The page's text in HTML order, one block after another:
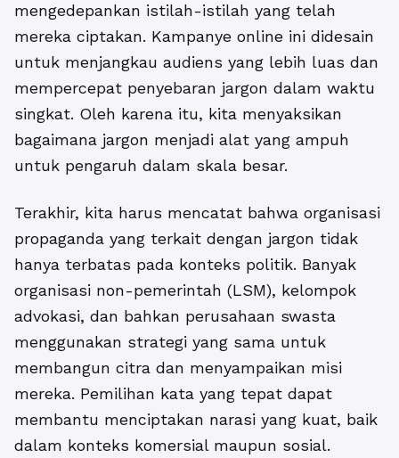
mengedepankan istilah-istilah yang telah
mereka ciptakan. Kampanye online ini didesain
untuk menjangkau audiens yang lebih luas dan
mempercepat penyebaran jargon dalam waktu
singkat. Oleh karena itu, kita menyaksikan
bagaimana jargon menjadi alat yang ampuh
untuk pengaruh dalam skala besar.
Terakhir, kita harus mencatat bahwa organisasi
propaganda yang terkait dengan jargon tidak
hanya terbatas pada konteks politik. Banyak
organisasi non-pemerintah (LSM), kelompok
advokasi, dan bahkan perusahaan swasta
menggunakan strategi yang sama untuk
membangun citra dan menyampaikan misi
mereka. Pemilihan kata yang tepat dapat
membantu menciptakan narasi yang kuat, baik
dalam konteks komersial maupun sosial.